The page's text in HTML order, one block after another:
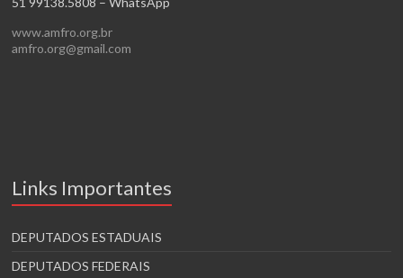
www.amfro.org.br
amfro.org@gmail.com
Links Importantes
DEPUTADOS ESTADUAIS
DEPUTADOS FEDERAIS